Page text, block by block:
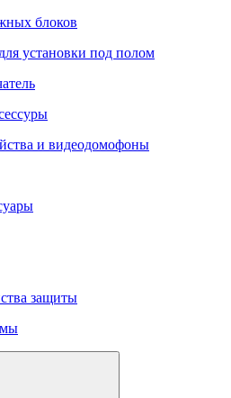
блоков
установки под полом
и видеодомофоны
защиты